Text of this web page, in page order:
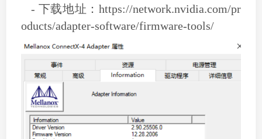
- 下载地址：https://network.nvidia.com/pr
oducts/adapter-software/firmware-tools/